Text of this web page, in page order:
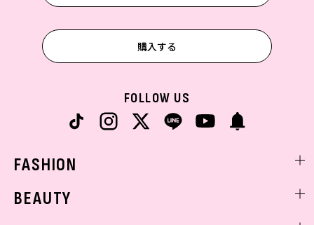
購入する
FOLLOW US
FASHION
BEAUTY